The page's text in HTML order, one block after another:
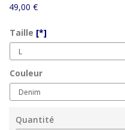
49,00 €
Taille [*]
Couleur
Quantité